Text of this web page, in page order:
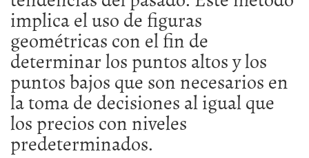
implica el uso de figuras
geométricas con el fin de
determinar los puntos altos y los
puntos bajos que son necesarios en
la toma de decisiones al igual que
los precios con niveles
predeterminados.